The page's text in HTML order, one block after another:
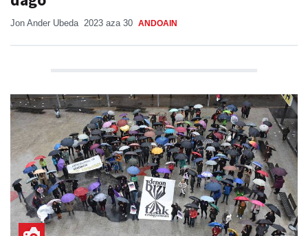
Jon Ander Ubeda 2023 aza 30 ANDOAIN